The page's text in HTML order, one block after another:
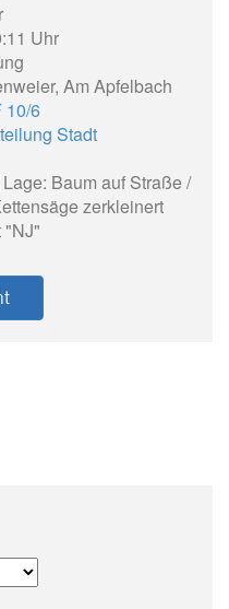
Uhr
Am Apfelbach
10/6
Stadt
Baum auf Straße /
zerkleinert
"NJ"